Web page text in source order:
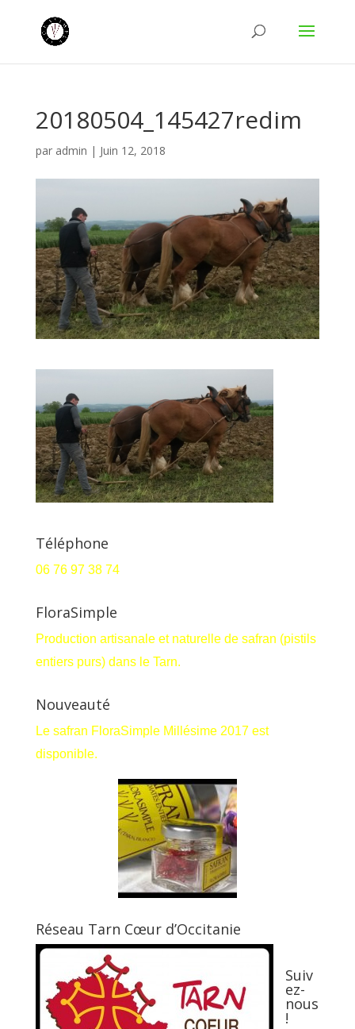
20180504_145427redim
par admin | Juin 12, 2018
Téléphone
06 76 97 38 74
FloraSimple
Production artisanale et naturelle de safran (pistils
entiers purs) dans le Tarn.
Nouveauté
Le safran FloraSimple Millésime 2017 est
disponible.
Réseau Tarn Cœur d’Occitanie
Suiv
ez-
nous
!